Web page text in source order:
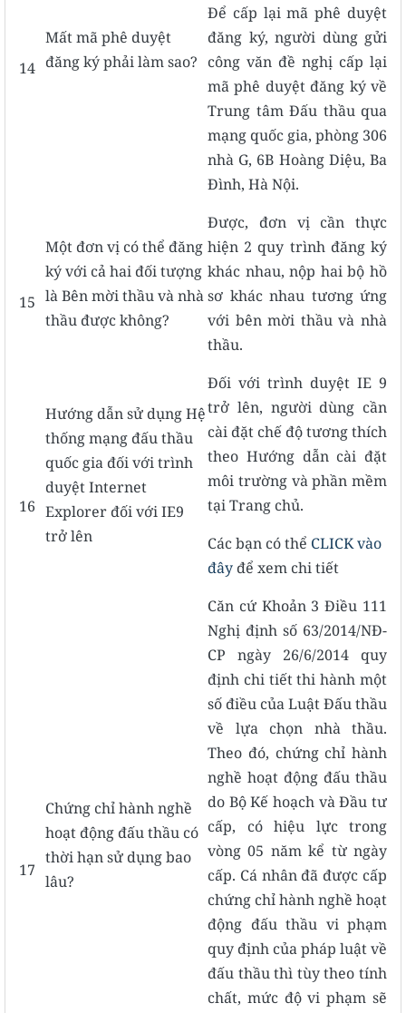
14
Mất mã phê duyệt
đăng ký phải làm sao?
Để cấp lại mã phê duyệt
đăng ký, người dùng gửi
công văn đề nghị cấp lại
mã phê duyệt đăng ký về
Trung tâm Đấu thầu qua
mạng quốc gia, phòng 306
nhà G, 6B Hoàng Diệu, Ba
Đình, Hà Nội.
15
Một đơn vị có thể đăng
ký với cả hai đối tượng
là Bên mời thầu và nhà
thầu được không?
Được, đơn vị cần thực
hiện 2 quy trình đăng ký
khác nhau, nộp hai bộ hồ
sơ khác nhau tương ứng
với bên mời thầu và nhà
thầu.
16
Hướng dẫn sử dụng Hệ
thống mạng đấu thầu
quốc gia đối với trình
duyệt Internet
Explorer đối với IE9
trở lên
Đối với trình duyệt IE 9
trở lên, người dùng cần
cài đặt chế độ tương thích
theo Hướng dẫn cài đặt
môi trường và phần mềm
tại Trang chủ.
Các bạn có thể CLICK vào
đây để xem chi tiết
17
Chứng chỉ hành nghề
hoạt động đấu thầu có
thời hạn sử dụng bao
lâu?
Căn cứ Khoản 3 Điều 111
Nghị định số 63/2014/NĐ-
CP ngày 26/6/2014 quy
định chi tiết thi hành một
số điều của Luật Đấu thầu
về lựa chọn nhà thầu.
Theo đó, chứng chỉ hành
nghề hoạt động đấu thầu
do Bộ Kế hoạch và Đầu tư
cấp, có hiệu lực trong
vòng 05 năm kể từ ngày
cấp. Cá nhân đã được cấp
chứng chỉ hành nghề hoạt
động đấu thầu vi phạm
quy định của pháp luật về
đấu thầu thì tùy theo tính
chất, mức độ vi phạm sẽ